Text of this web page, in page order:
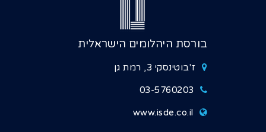
בורסת היהלומים הישראלית
ז'בוטינסקי 3, רמת גן
03-5760203
www.isde.co.il